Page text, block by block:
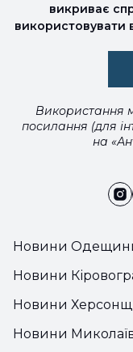
Новини
Новини
Новини
Новини
викриває
використовувати
Використання
посилання (для
на